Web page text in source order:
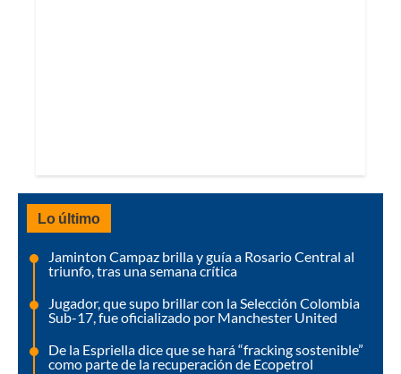
Lo último
Jaminton Campaz brilla y guía a Rosario Central al
triunfo, tras una semana crítica
Jugador, que supo brillar con la Selección Colombia
Sub-17, fue oficializado por Manchester United
De la Espriella dice que se hará “fracking sostenible”
como parte de la recuperación de Ecopetrol